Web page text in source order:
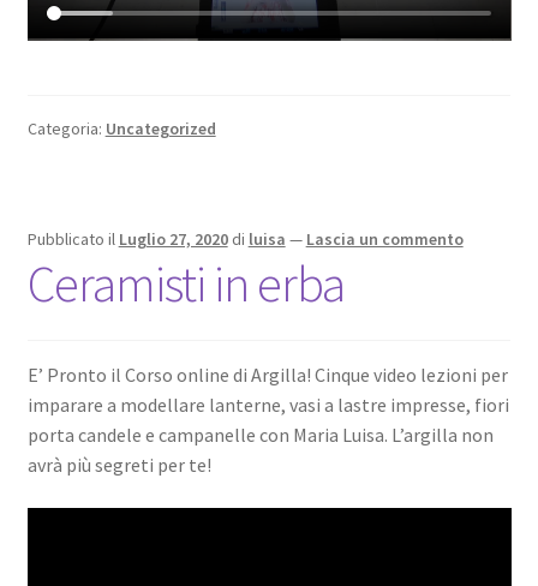
Categoria: Uncategorized
Pubblicato il Luglio 27, 2020 di luisa — Lascia un commento
Ceramisti in erba
E’ Pronto il Corso online di Argilla! Cinque video lezioni per
imparare a modellare lanterne, vasi a lastre impresse, fiori
porta candele e campanelle con Maria Luisa. L’argilla non
avrà più segreti per te!